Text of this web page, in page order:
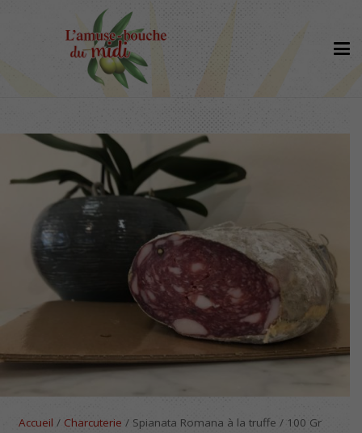
Accueil / Charcuterie / Spianata Romana à la truffe / 100 Gr